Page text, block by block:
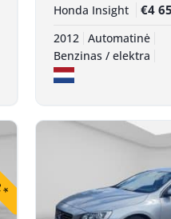
Honda Insight €4
2012
Automatinė
Benzinas / elektra